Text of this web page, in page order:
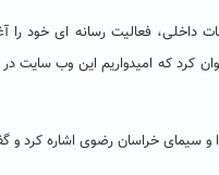
داخلی، فعالیت رسانه ای خود
کرد که امیدواریم این وب سایت
و سیمای خراسان رضوی اشاره کرد و